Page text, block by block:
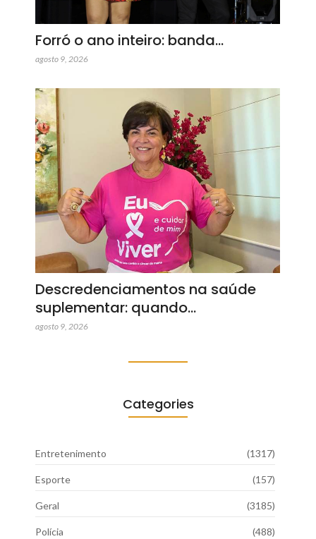
Forró o ano inteiro: banda…
agosto 9, 2026
Descredenciamentos na saúde
suplementar: quando…
agosto 9, 2026
Categories
Entretenimento (1317)
Esporte (157)
Geral (3185)
Polícia (488)